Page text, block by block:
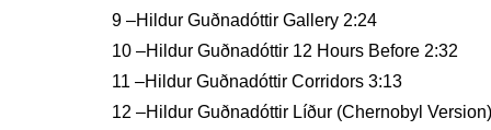
9 –Hildur Guðnadóttir Gallery 2:24
10 –Hildur Guðnadóttir 12 Hours Before 2:32
11 –Hildur Guðnadóttir Corridors 3:13
12 –Hildur Guðnadóttir Líður (Chernobyl